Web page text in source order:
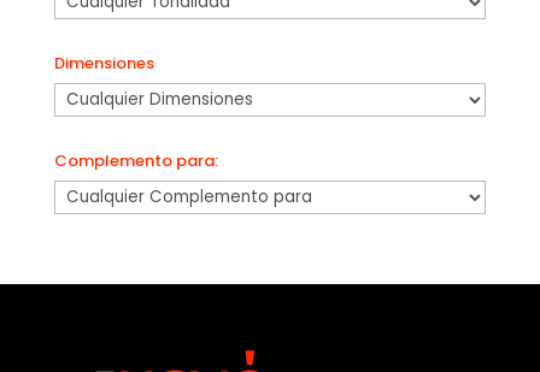
Dimensiones
Complemento para: